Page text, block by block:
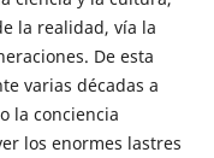
la realidad, vía la
De esta
varias décadas a
la conciencia
los enormes lastres